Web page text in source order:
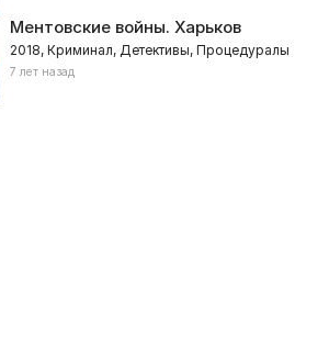
Ментовские войны. Харьков
2018, Криминал, Детективы, Процедуралы
7 лет назад